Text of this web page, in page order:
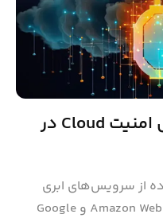
10 اصل مهم برای افزایش امنیت Cloud در
از سرویس‌های ابری
مانند Amazon Web Services , Microsoft Azure و Google